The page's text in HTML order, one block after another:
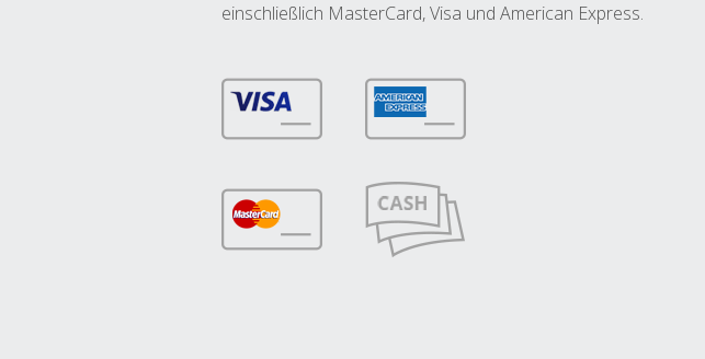
einschließlich MasterCard, Visa und American Express.